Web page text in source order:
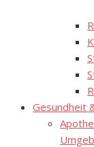
Gesundheit